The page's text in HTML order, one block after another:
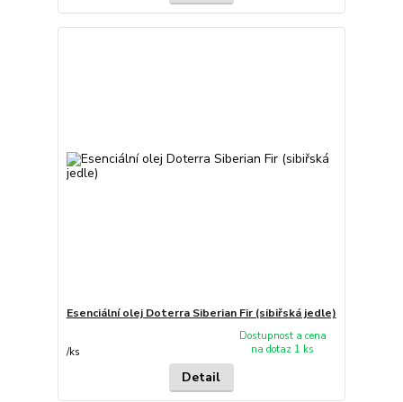
Esenciální olej Doterra Siberian Fir (sibiřská jedle)
/ks
Dostupnost a cena
na dotaz 1 ks
Detail